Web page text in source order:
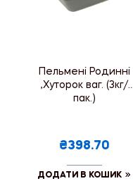
Пельмені Родинні
,Хуторок ваг. (3кг/
пак.)
₴398.70
ДОДАТИ В КОШИК